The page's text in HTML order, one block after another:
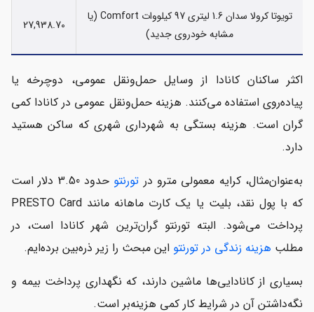
تویوتا کرولا سدان 1.6 لیتری 97 کیلووات Comfort (یا
مشابه خودروی جدید)
27,938.70
اکثر ساکنان کانادا از وسایل حمل‌ونقل عمومی، دوچرخه یا
پیاده‌روی استفاده می‌کنند. هزینه حمل‌ونقل عمومی در کانادا کمی
گران است. هزینه بستگی به شهرداری شهری که ساکن هستید
دارد.
به‌عنوان‌مثال، کرایه معمولی مترو در تورنتو
حدود 3.50 دلار است
که با پول نقد، بلیت یا یک کارت ماهانه مانند PRESTO Card
پرداخت می‌شود. البته تورنتو گران‌ترین شهر کانادا است، در
مطلب هزینه زندگی در تورنتو این مبحث را زیر ذره‌بین برده‌ایم.
بسیاری از کانادایی‌ها ماشین دارند، که نگهداری پرداخت بیمه و
نگه‌داشتن آن در شرایط کار کمی هزینه‌بر است.